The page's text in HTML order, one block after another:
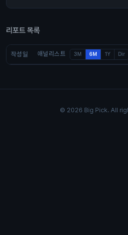
리포트 목록
작성일 애널리스트 3M 6M 1Y Dir
© 2026 Big Pick. All